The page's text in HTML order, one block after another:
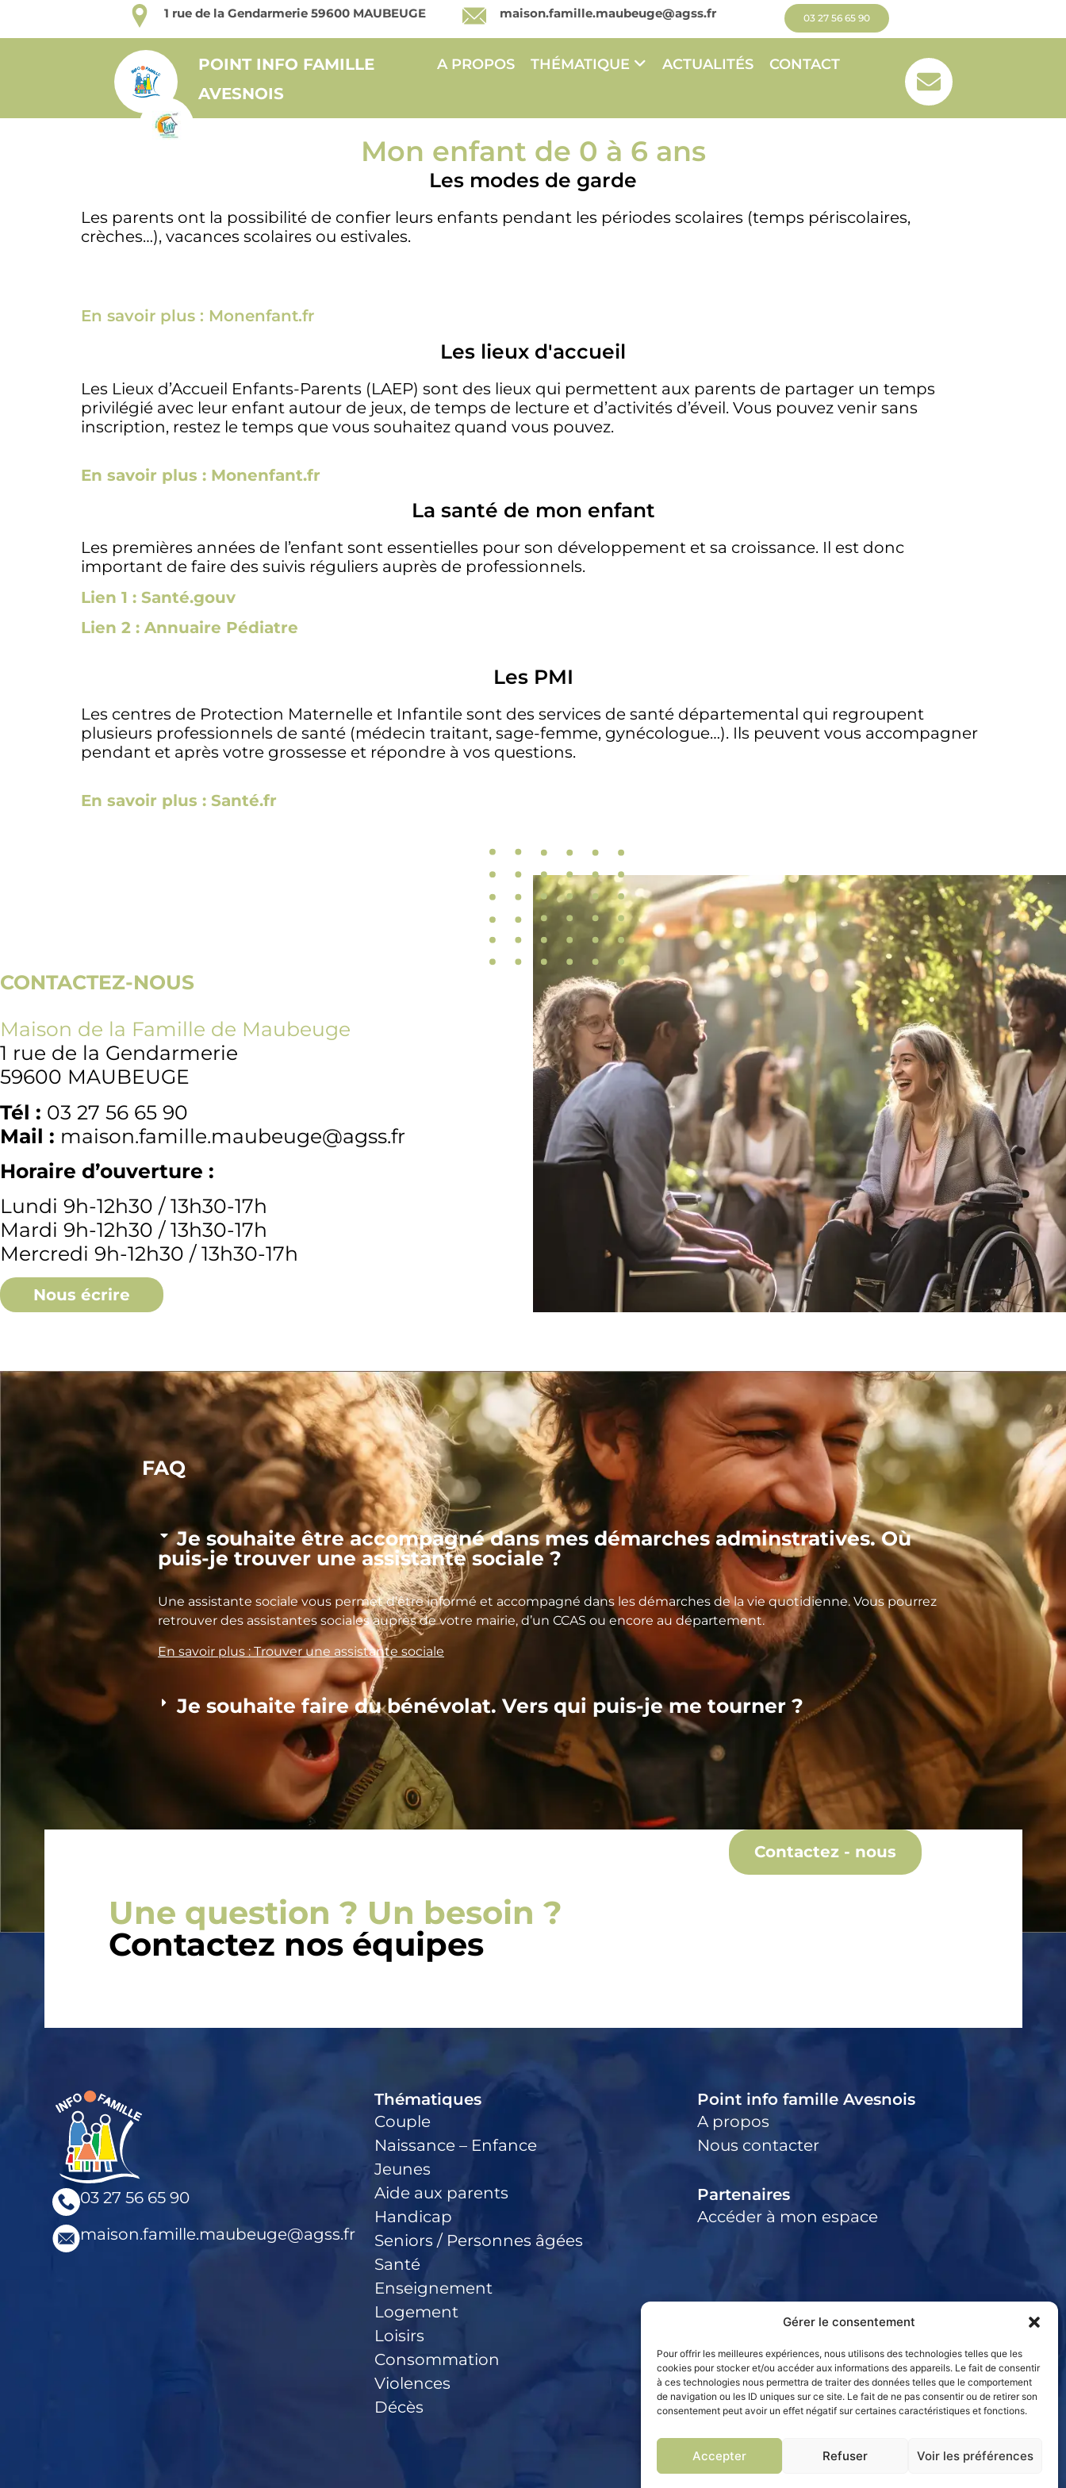
Gérer le consentement
Pour offrir les meilleures expériences, nous utilisons des technologies telles que les
cookies pour stocker et/ou accéder aux informations des appareils. Le fait de consentir
à ces technologies nous permettra de traiter des données telles que le comportement
de navigation ou les ID uniques sur ce site. Le fait de ne pas consentir ou de retirer son
consentement peut avoir un effet négatif sur certaines caractéristiques et fonctions.
Accepter Refuser Voir les préférences
1 rue de la Gendarmerie 59600 MAUBEUGE maison.famille.maubeuge@agss.fr 03 27 56 65 90
POINT INFO FAMILLE
AVESNOIS
A PROPOS THÉMATIQUE ACTUALITÉS CONTACT
Mon enfant de 0 à 6 ans
Les modes de garde
Les parents ont la possibilité de confier leurs enfants pendant les périodes scolaires (temps périscolaires,
crèches…), vacances scolaires ou estivales.
En savoir plus : Monenfant.fr
Les lieux d'accueil
Les Lieux d’Accueil Enfants-Parents (LAEP) sont des lieux qui permettent aux parents de partager un temps
privilégié avec leur enfant autour de jeux, de temps de lecture et d’activités d’éveil. Vous pouvez venir sans
inscription, restez le temps que vous souhaitez quand vous pouvez.
En savoir plus : Monenfant.fr
La santé de mon enfant
Les premières années de l’enfant sont essentielles pour son développement et sa croissance. Il est donc
important de faire des suivis réguliers auprès de professionnels.
Lien 1 : Santé.gouv
Lien 2 : Annuaire Pédiatre
Les PMI
Les centres de Protection Maternelle et Infantile sont des services de santé départemental qui regroupent
plusieurs professionnels de santé (médecin traitant, sage-femme, gynécologue…). Ils peuvent vous accompagner
pendant et après votre grossesse et répondre à vos questions.
En savoir plus : Santé.fr
CONTACTEZ-NOUS
Maison de la Famille de Maubeuge
1 rue de la Gendarmerie
59600 MAUBEUGE
Tél : 03 27 56 65 90
Mail : maison.famille.maubeuge@agss.fr
Horaire d’ouverture :
Lundi 9h-12h30 / 13h30-17h
Mardi 9h-12h30 / 13h30-17h
Mercredi 9h-12h30 / 13h30-17h
Nous écrire
FAQ
Je souhaite être accompagné dans mes démarches adminstratives. Où
puis-je trouver une assistante sociale ?
Une assistante sociale vous permet d’être informé et accompagné dans les démarches de la vie quotidienne. Vous pourrez
retrouver des assistantes sociales auprès de votre mairie, d’un CCAS ou encore au département.
En savoir plus : Trouver une assistante sociale
Je souhaite faire du bénévolat. Vers qui puis-je me tourner ?
Une question ? Un besoin ?
Contactez nos équipes
Contactez - nous
03 27 56 65 90
maison.famille.maubeuge@agss.fr
Thématiques
Couple
Naissance – Enfance
Jeunes
Aide aux parents
Handicap
Seniors / Personnes âgées
Santé
Enseignement
Logement
Loisirs
Consommation
Violences
Décès
Point info famille Avesnois
A propos
Nous contacter
Partenaires
Accéder à mon espace